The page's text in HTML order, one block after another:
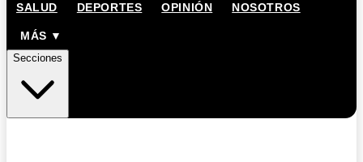
SALUD DEPORTES OPINIÓN NOSOTROS
MÁS ▼
Secciones